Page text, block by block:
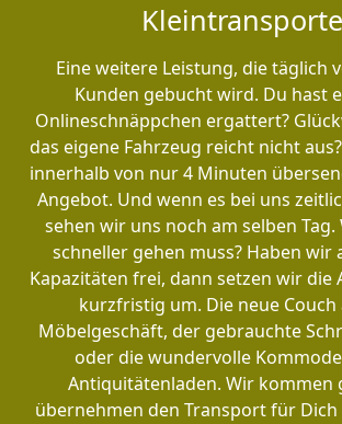
Eine weitere Leistung, die täglich
Kunden gebucht wird. Du hast
Onlineschnäppchen ergattert?
das eigene Fahrzeug reicht nicht
innerhalb von nur 4 Minuten
Angebot. Und wenn es bei uns
sehen wir uns noch am selben Tag.
schneller gehen muss? Haben wir
Kapazitäten frei, dann setzen wir die
kurzfristig um. Die neue Couch
Möbelgeschäft, der gebrauchte
oder die wundervolle
Antiquitätenladen. Wir kommen
übernehmen den Transport für